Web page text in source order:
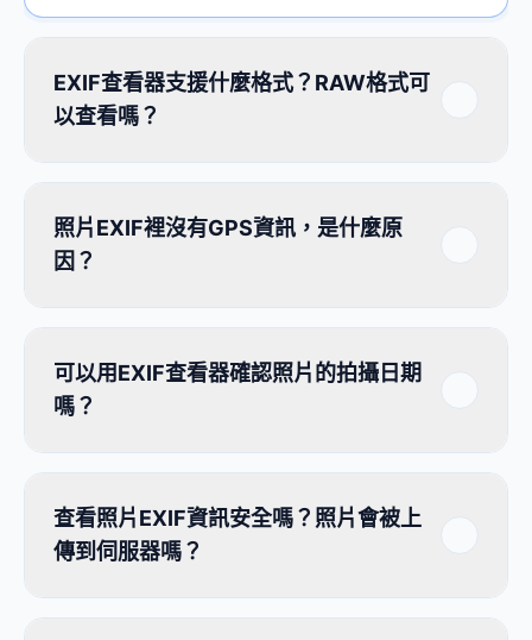
EXIF查看器支援什麼格式？RAW格式可
以查看嗎？
照片EXIF裡沒有GPS資訊，是什麼原
因？
可以用EXIF查看器確認照片的拍攝日期
嗎？
查看照片EXIF資訊安全嗎？照片會被上
傳到伺服器嗎？